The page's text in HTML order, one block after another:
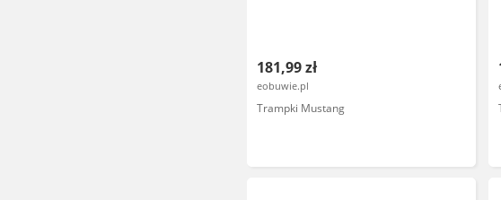
181,99 zł
eobuwie.pl
Trampki Mustang